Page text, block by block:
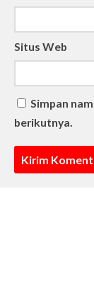
Situs Web
Simpan
berikutnya.